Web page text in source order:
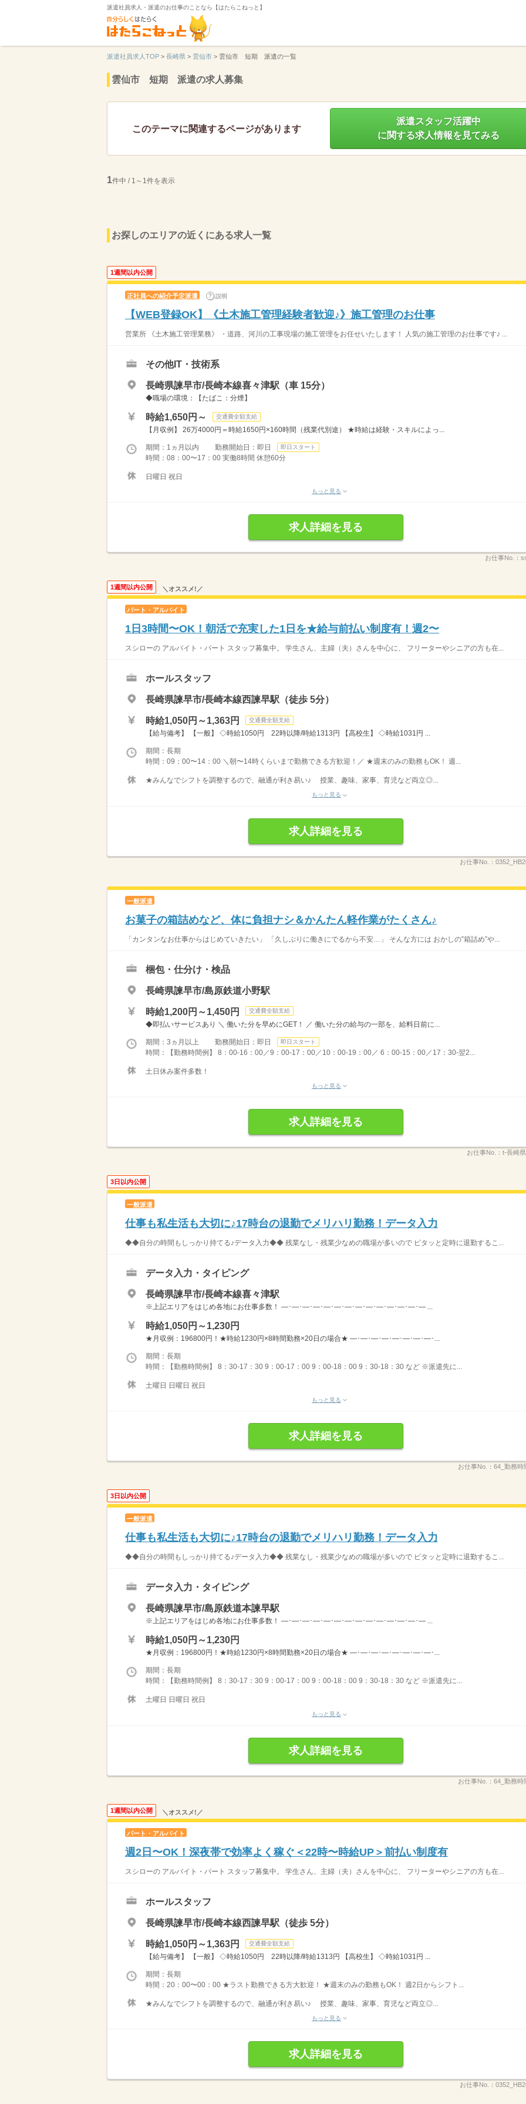
派遣社員求人・派遣のお仕事のことなら【はたらこねっと】
派遣社員求人TOP > 長崎県 > 雲仙市 > 雲仙市 短期 派遣の一覧
雲仙市 短期 派遣の求人募集
このテーマに関連するページがあります
派遣スタッフ活躍中
に関する求人情報を見てみる
1件中 / 1～1件を表示
お探しのエリアの近くにある求人一覧
1週間以内公開
正社員への紹介予定派遣 説明
【WEB登録OK】《土木施工管理経験者歓迎♪》施工管理のお仕事
営業所 《土木施工管理業務》 ・道路、河川の工事現場の施工管理をお任せいたします！ 人気の施工管理のお仕事です♪ ...
その他IT・技術系
長崎県諫早市/長崎本線喜々津駅（車 15分）
◆職場の環境：【たばこ：分煙】
時給1,650円～ 交通費全額支給
【月収例】 26万4000円＝時給1650円×160時間（残業代別途） ★時給は経験・スキルによっ...
期間：1ヵ月以内 勤務開始日：即日 即日スタート
時間：08：00〜17：00 実働8時間 休憩60分
日曜日 祝日
もっと見る
求人詳細を見る
お仕事No.：
1週間以内公開 ＼オススメ!／
パート・アルバイト
1日3時間〜OK！朝活で充実した1日を★給与前払い制度有！週2〜
スシローの アルバイト・パート スタッフ募集中。 学生さん、主婦（夫）さんを中心に、 フリーターやシニアの方も在...
ホールスタッフ
長崎県諫早市/長崎本線西諫早駅（徒歩 5分）
時給1,050円～1,363円 交通費全額支給
【給与備考】 【一般】 ◇時給1050円 22時以降/時給1313円 【高校生】 ◇時給1031円 ...
期間：長期
時間：09：00〜14：00 ＼朝〜14時くらいまで勤務できる方歓迎！／ ★週末のみの勤務もOK！ 週...
★みんなでシフトを調整するので、融通が利き易い♪ 授業、趣味、家事、育児など両立◎...
もっと見る
求人詳細を見る
お仕事No.：
一般派遣
お菓子の箱詰めなど、体に負担ナシ＆かんたん軽作業がたくさん♪
「カンタンなお仕事からはじめていきたい」 「久しぶりに働きにでるから不安…」 そんな方には おかしの”箱詰め”や...
梱包・仕分け・検品
長崎県諫早市/島原鉄道小野駅
時給1,200円～1,450円 交通費全額支給
◆即払いサービスあり ＼ 働いた分を早めにGET！ ／ 働いた分の給与の一部を、給料日前に...
期間：3ヵ月以上 勤務開始日：即日 即日スタート
時間：【勤務時間例】 8：00-16：00／9：00-17：00／10：00-19：00／ 6：00-15：00／17：30-翌2...
土日休み案件多数！
もっと見る
求人詳細を見る
お仕事No.： t-長崎
3日以内公開
一般派遣
仕事も私生活も大切に♪17時台の退勤でメリハリ勤務！データ入力
◆◆自分の時間もしっかり持てる♪データ入力◆◆ 残業なし・残業少なめの職場が多いので ピタッと定時に退勤するこ...
データ入力・タイピング
長崎県諫早市/長崎本線喜々津駅
※上記エリアをはじめ各地にお仕事多数！ ―･―･―･―･―･―･―･―･―･―･―･―･―･― ...
時給1,050円～1,230円
★月収例：196800円！★時給1230円×8時間勤務×20日の場合★ ―･―･―･―･―･―･―･―･...
期間：長期
時間：【勤務時間例】 8：30-17：30 9：00-17：00 9：00-18：00 9：30-18：30 など ※派遣先に...
土曜日 日曜日 祝日
もっと見る
求人詳細を見る
お仕事No.： 64_勤務時
3日以内公開
一般派遣
仕事も私生活も大切に♪17時台の退勤でメリハリ勤務！データ入力
◆◆自分の時間もしっかり持てる♪データ入力◆◆ 残業なし・残業少なめの職場が多いので ピタッと定時に退勤するこ...
データ入力・タイピング
長崎県諫早市/島原鉄道本諫早駅
※上記エリアをはじめ各地にお仕事多数！ ―･―･―･―･―･―･―･―･―･―･―･―･―･― ...
時給1,050円～1,230円
★月収例：196800円！★時給1230円×8時間勤務×20日の場合★ ―･―･―･―･―･―･―･―･...
期間：長期
時間：【勤務時間例】 8：30-17：30 9：00-17：00 9：00-18：00 9：30-18：30 など ※派遣先に...
土曜日 日曜日 祝日
もっと見る
求人詳細を見る
お仕事No.： 64_勤務時
1週間以内公開 ＼オススメ!／
パート・アルバイト
週2日〜OK！深夜帯で効率よく稼ぐ＜22時〜時給UP＞前払い制度有
スシローの アルバイト・パート スタッフ募集中。 学生さん、主婦（夫）さんを中心に、 フリーターやシニアの方も在...
ホールスタッフ
長崎県諫早市/長崎本線西諫早駅（徒歩 5分）
時給1,050円～1,363円 交通費全額支給
【給与備考】 【一般】 ◇時給1050円 22時以降/時給1313円 【高校生】 ◇時給1031円 ...
期間：長期
時間：20：00〜00：00 ★ラスト勤務できる方大歓迎！ ★週末のみの勤務もOK！ 週2日からシフト...
★みんなでシフトを調整するので、融通が利き易い♪ 授業、趣味、家事、育児など両立◎...
もっと見る
求人詳細を見る
お仕事No.：